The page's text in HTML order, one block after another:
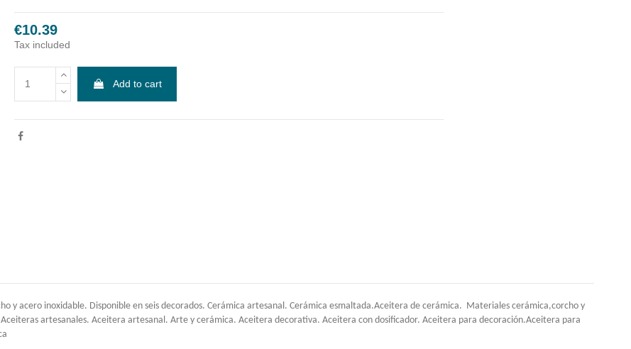
€10.39
Tax included
Add to cart
y acero inoxidable. Disponible en seis decorados. Cerámica artesanal. Cerámica esmaltada.Aceitera de cerámica. Materiales cerámica,corcho y
artesanales. Aceitera artesanal. Arte y cerámica. Aceitera decorativa. Aceitera con dosificador. Aceitera para decoración.Aceitera para